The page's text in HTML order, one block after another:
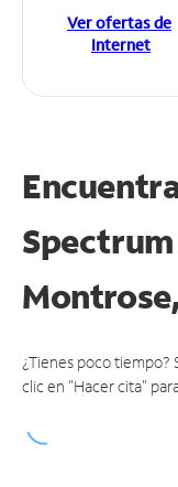
Ver ofertas de
Internet
Spectrum
¿Tienes poco tiempo?
clic en "Hacer cita"